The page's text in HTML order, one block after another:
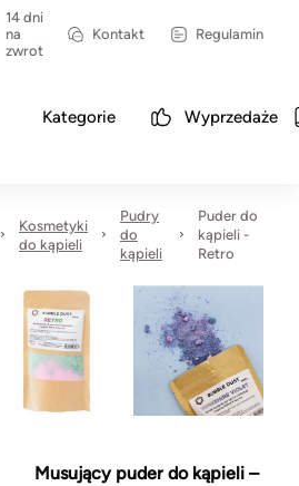
14 dni
na
zwrot
Kontakt Regulamin
Kategorie Wyprzedaże
Kosmetyki
do kąpieli
Pudry
do
kąpieli
Puder do
kąpieli -
Retro
Musujący puder do kąpieli –